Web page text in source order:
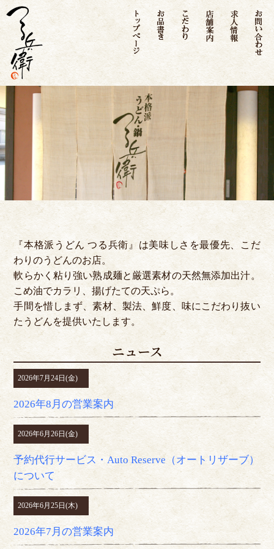
トップページ
お品書き こだわり 店舗案内求人情
『本格派うどん つる兵衛』は美味しさを最優先、こだ
わりのうどんのお店。
軟らかく粘り強い熟成麺と厳選素材の天然無添加出汁。
こめ油でカラリ、揚げたての天ぷら。
手間を惜しまず、素材、製法、鮮度、味にこだわり抜い
たうどんを提供いたします。
ニュース
2026年7月24日(金)
2026年8月の営業案内
2026年6月26日(金)
予約代行サービス・Auto Reserve（オートリザーブ）
について
2026年6月25日(木)
2026年7月の営業案内